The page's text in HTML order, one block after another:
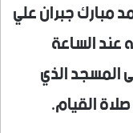
مبارك جبران علي
الساعة
المسجد الذي